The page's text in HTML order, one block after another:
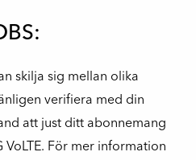
skilja sig mellan olika
verifiera med din
att just ditt abonnemang
För mer information